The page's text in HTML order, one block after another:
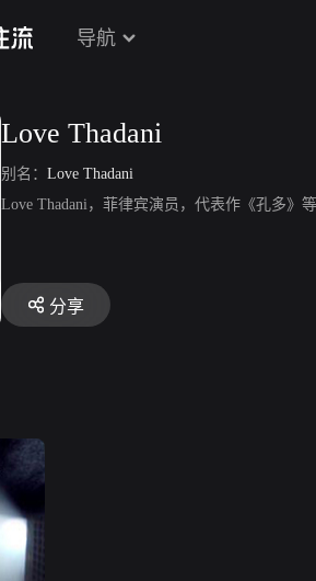
导航
Love Thadani
别名： Love Thadani
Love Thadani，菲律宾演员，代表作《孔多》
分享